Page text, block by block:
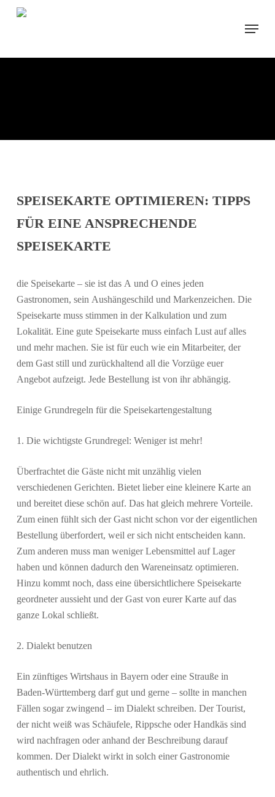
Skip
Menu
SPEISEKARTE OPTIMIEREN: TIPPS
FÜR EINE ANSPRECHENDE
SPEISEKARTE
die Speisekarte – sie ist das A und O eines jeden
Gastronomen, sein Aushängeschild und Markenzeichen. Die
Speisekarte muss stimmen in der Kalkulation und zum
Lokalität. Eine gute Speisekarte muss einfach Lust auf alles
und mehr machen. Sie ist für euch wie ein Mitarbeiter, der
dem Gast still und zurückhaltend all die Vorzüge euer
Angebot aufzeigt. Jede Bestellung ist von ihr abhängig.
Einige Grundregeln für die Speisekartengestaltung
1. Die wichtigste Grundregel: Weniger ist mehr!
Überfrachtet die Gäste nicht mit unzählig vielen
verschiedenen Gerichten. Bietet lieber eine kleinere Karte an
und bereitet diese schön auf. Das hat gleich mehrere Vorteile.
Zum einen fühlt sich der Gast nicht schon vor der eigentlichen
Bestellung überfordert, weil er sich nicht entscheiden kann.
Zum anderen muss man weniger Lebensmittel auf Lager
haben und können dadurch den Wareneinsatz optimieren.
Hinzu kommt noch, dass eine übersichtlichere Speisekarte
geordneter aussieht und der Gast von eurer Karte auf das
ganze Lokal schließt.
2. Dialekt benutzen
Ein zünftiges Wirtshaus in Bayern oder eine Strauße in
Baden-Württemberg darf gut und gerne – sollte in manchen
Fällen sogar zwingend – im Dialekt schreiben. Der Tourist,
der nicht weiß was Schäufele, Rippsche oder Handkäs sind
wird nachfragen oder anhand der Beschreibung darauf
kommen. Der Dialekt wirkt in solch einer Gastronomie
authentisch und ehrlich.